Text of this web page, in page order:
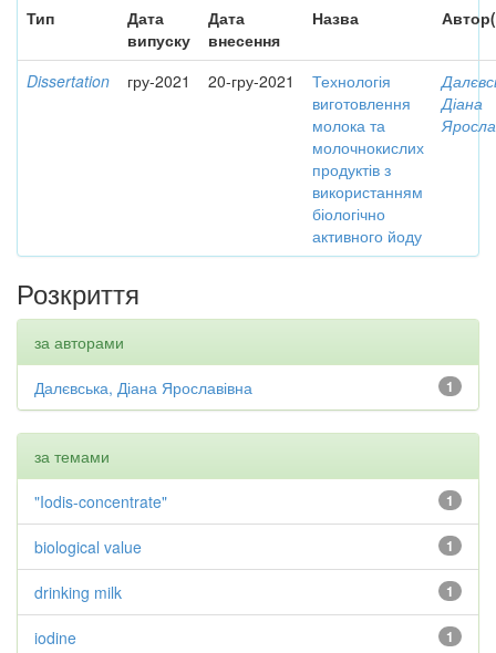
Тип
Дата
випуску
Дата
внесення
Назва
Dissertation гру-2021 20-гру-2021
Технологія
виготовлення
молока та
молочнокислих
продуктів з
використанням
біологічно
активного йоду
Діана
Розкриття
за авторами
1
Далєвська, Діана Ярославівна
за темами
1
"Iodis-concentrate"
1
biological value
1
drinking milk
1
iodine